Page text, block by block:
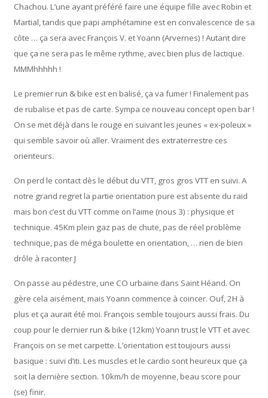
Chachou. L’une ayant préféré faire une équipe fille avec Robin et
Martial, tandis que papi amphétamine est en convalescence de sa
côte … ça sera avec François V. et Yoann (Arvernes) ! Autant dire
que ça ne sera pas le même rythme, avec bien plus de lactique.
MMMhhhhh !
Le premier run & bike est en balisé, ça va fumer ! Finalement pas
de rubalise et pas de carte. Sympa ce nouveau concept open bar !
On se met déjà dans le rouge en suivant les jeunes « ex-poleux »
qui semble savoir où aller. Vraiment des extraterrestre ces
orienteurs.
On perd le contact dès le début du VTT, gros gros VTT en suivi. A
notre grand regret la partie orientation pure est absente du raid
mais bon c’est du VTT comme on l’aime (nous 3) : physique et
technique. 45Km plein gaz pas de chute, pas de réel problème
technique, pas de méga boulette en orientation, … rien de bien
drôle à raconter J
On passe au pédestre, une CO urbaine dans Saint Héand. On
gère cela aisément, mais Yoann commence à coincer. Ouf, 2H à
plus et ça aurait été moi. François semble toujours aussi frais. Du
coup pour le dernier run & bike (12km) Yoann trust le VTT et avec
François on se met carpette. L’orientation est toujours aussi
basique : suivi d’iti. Les muscles et le cardio sont heureux que ça
soit la dernière section. 10km/h de moyenne, beau score pour
(se) finir.